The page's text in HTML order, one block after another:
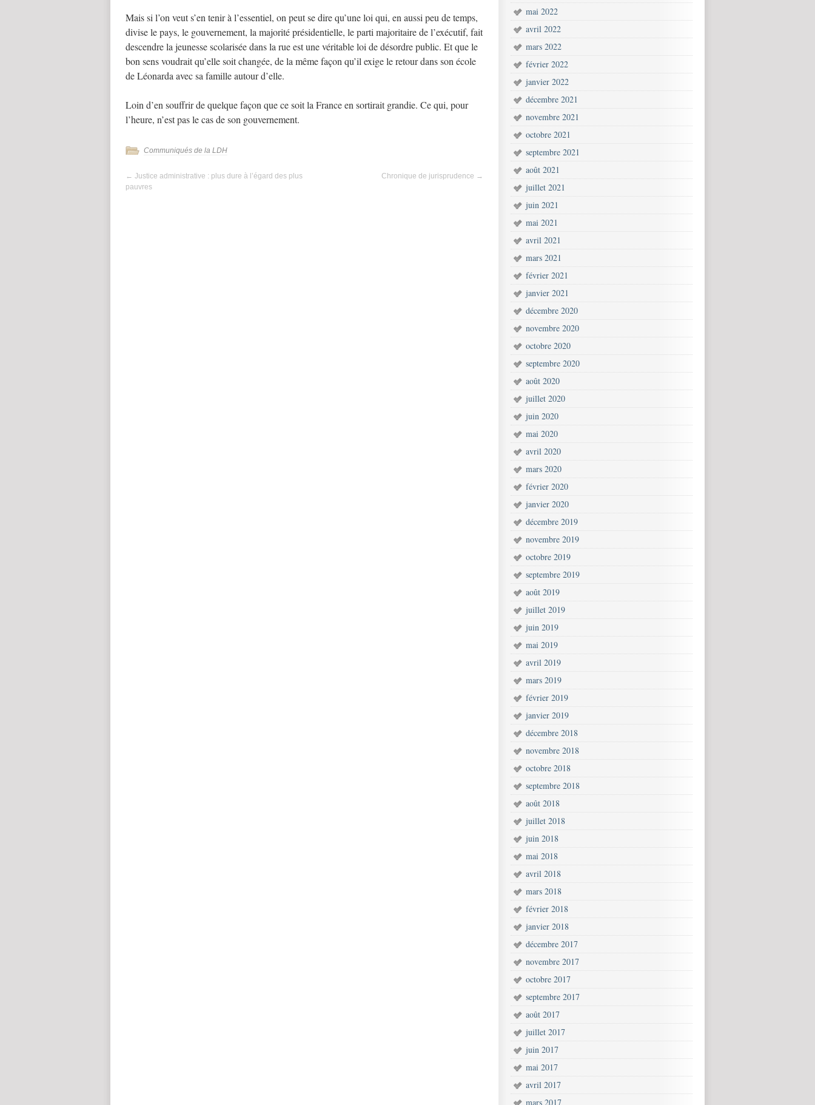
Mais si l’on veut s’en tenir à l’essentiel, on peut se dire qu’une loi qui, en aussi peu de temps,
divise le pays, le gouvernement, la majorité présidentielle, le parti majoritaire de l’exécutif, fait
descendre la jeunesse scolarisée dans la rue est une véritable loi de désordre public. Et que le
bon sens voudrait qu’elle soit changée, de la même façon qu’il exige le retour dans son école
de Léonarda avec sa famille autour d’elle.
Loin d’en souffrir de quelque façon que ce soit la France en sortirait grandie. Ce qui, pour
l’heure, n’est pas le cas de son gouvernement.
Communiqués de la LDH
← Justice administrative : plus dure à l’égard des plus
pauvres
Chronique de jurisprudence →
mai 2022
avril 2022
mars 2022
février 2022
janvier 2022
décembre 2021
novembre 2021
octobre 2021
septembre 2021
août 2021
juillet 2021
juin 2021
mai 2021
avril 2021
mars 2021
février 2021
janvier 2021
décembre 2020
novembre 2020
octobre 2020
septembre 2020
août 2020
juillet 2020
juin 2020
mai 2020
avril 2020
mars 2020
février 2020
janvier 2020
décembre 2019
novembre 2019
octobre 2019
septembre 2019
août 2019
juillet 2019
juin 2019
mai 2019
avril 2019
mars 2019
février 2019
janvier 2019
décembre 2018
novembre 2018
octobre 2018
septembre 2018
août 2018
juillet 2018
juin 2018
mai 2018
avril 2018
mars 2018
février 2018
janvier 2018
décembre 2017
novembre 2017
octobre 2017
septembre 2017
août 2017
juillet 2017
juin 2017
mai 2017
avril 2017
mars 2017